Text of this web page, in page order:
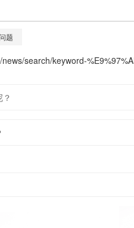
问题
search/keyword-